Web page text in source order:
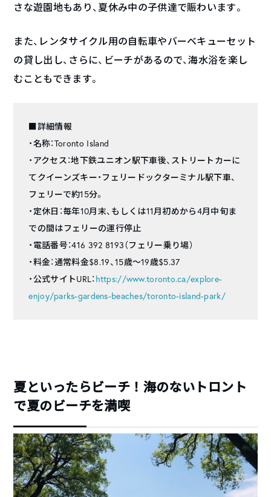
さな遊園地もあり、夏休み中の子供達で賑わいます。
また、レンタサイクル用の自転車やバーベキューセット
の貸し出し、さらに、ビーチがあるので、海水浴を楽し
むこともできます。
■詳細情報
・名称：Toronto Island
・アクセス：地下鉄ユニオン駅下車後、ストリートカーに
てクイーンズキー・フェリードックターミナル駅下車、
フェリーで約15分。
・定休日：毎年10月末、もしくは11月初めから4月中旬ま
での間はフェリーの運行停止
・電話番号：416 392 8193（フェリー乗り場）
・料金：通常料金$8.19、15歳〜19歳$5.37
・公式サイトURL： https://www.toronto.ca/explore-
enjoy/parks-gardens-beaches/toronto-island-park/
夏といったらビーチ！海のないトロント
で夏のビーチを満喫